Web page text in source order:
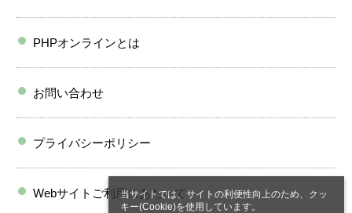
当サイトでは、サイトの利便性向上のため、クッ
キー(Cookie)を使用しています。
PHPオンラインとは
お問い合わせ
プライバシーポリシー
Webサイトご利用にあたって